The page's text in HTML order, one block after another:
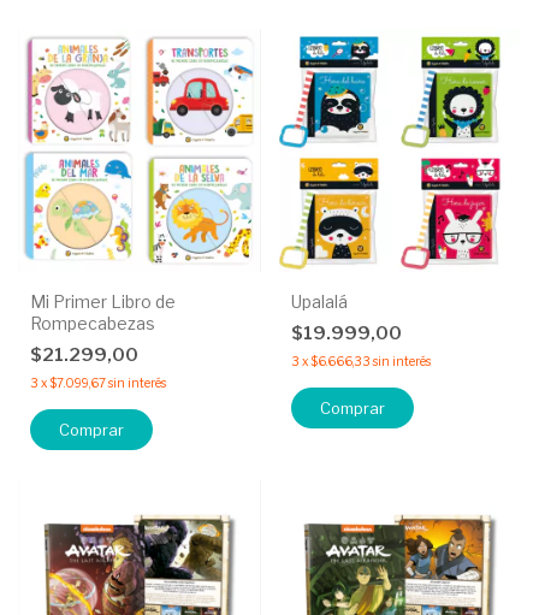
Mi Primer Libro de
Rompecabezas
$21.299,00
3 x$7.099,67sin interés
Comprar
Upalalá
$19.999,00
3 x$6.666,33 sin interés
Comprar